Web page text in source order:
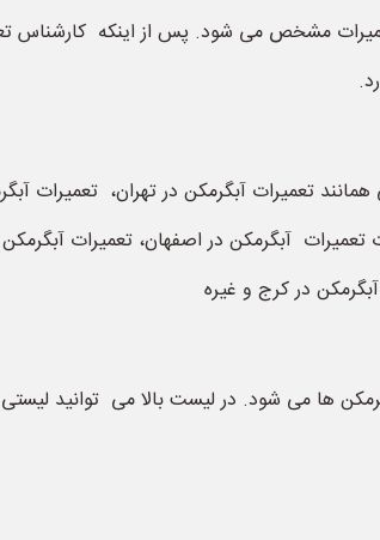
مشخص می شود. پس از اینکه کارشناس
تعمیرات آبگرمکن در تهران، تعمیرات
آبگرمکن در اصفهان، تعمیرات آبگرمکن
در کرج و غیره
ها می شود. در لیست بالا می توانید لیستی